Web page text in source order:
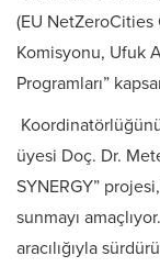
(EU NetZeroCities
Komisyonu, Ufuk
Programları”
üyesi Doç. Dr.
SYNERGY”
sunmayı
aracılığıyla